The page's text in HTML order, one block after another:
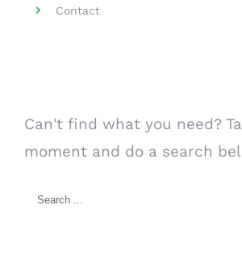
Contact
Can't find what you need?
moment and do a search
Search